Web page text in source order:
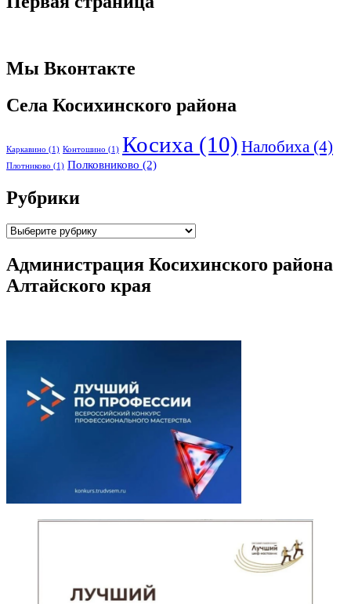
Мы Вконтакте
Села Косихинского района
Каркавино (1) Контошино (1) Косиха (10) Налобиха (4)
Плотниково (1) Полковниково (2)
Рубрики
Рубрики
Администрация Косихинского района
Алтайского края